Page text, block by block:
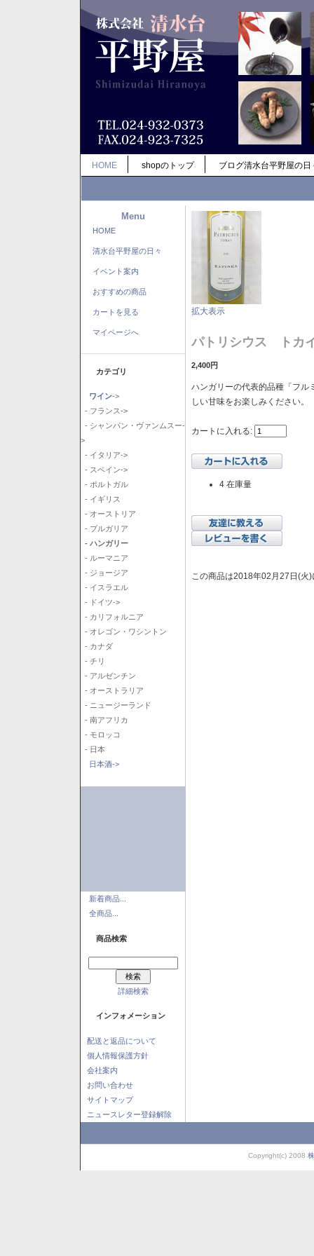
HOME shopのトップ ブログ清水台平野屋の日
Menu
HOME
清水台平野屋の日々
イベント案内
おすすめの商品
カートを見る
マイページへ
カテゴリ
ワイン->
- フランス->
- シャンパン・ヴァンムスー-
>
- イタリア->
- スペイン->
- ポルトガル
- イギリス
- オーストリア
- ブルガリア
- ハンガリー
- ルーマニア
- ジョージア
- イスラエル
- ドイツ->
- カリフォルニア
- オレゴン・ワシントン
- カナダ
- チリ
- アルゼンチン
- オーストラリア
- ニュージーランド
- 南アフリカ
- モロッコ
- 日本
日本酒->
新着商品...
全商品...
商品検索
詳細検索
インフォメーション
配送と返品について
個人情報保護方針
会社案内
お問い合わせ
サイトマップ
ニュースレター登録解除
拡大表示
パトリシウス トカ
2,400円
ハンガリーの代表的品種「フル
しい甘味をお楽しみください。
カートに入れる:
4 在庫量
この商品は2018年02月27日(火
Copyright(c) 2008